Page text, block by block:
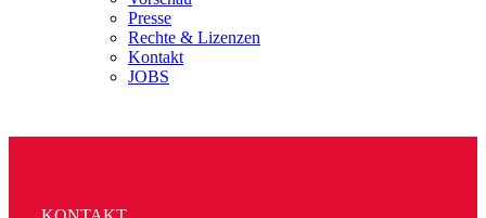
Presse
Rechte & Lizenzen
Kontakt
JOBS